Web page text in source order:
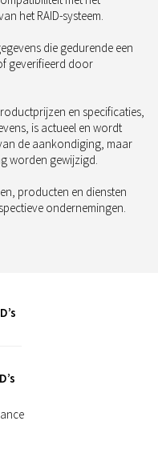
het RAID-systeem.
die gedurende een
geverifieerd door
en specificaties,
is actueel en wordt
de aankondiging, maar
worden gewijzigd.
producten en diensten
ondernemingen.